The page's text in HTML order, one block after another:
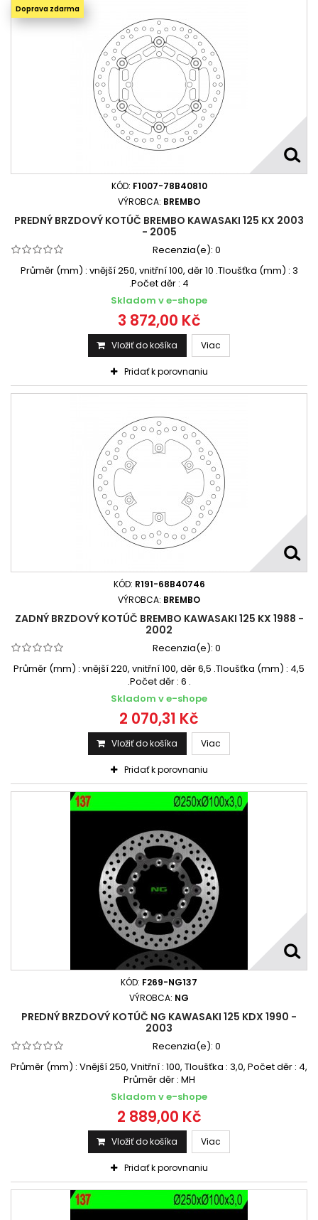
Doprava zdarma
KÓD: F1007-78B40810
VÝROBCA: BREMBO
PREDNÝ BRZDOVÝ KOTÚČ BREMBO KAWASAKI 125 KX 2003
- 2005
Recenzia(e): 0
Průměr (mm) : vnější 250, vnitřní 100, děr 10 .Tloušťka (mm) : 3
.Počet děr : 4
Skladom v e-shope
3 872,00 Kč
Vložiť do košíka Viac
Pridať k porovnaniu
KÓD: R191-68B40746
VÝROBCA: BREMBO
ZADNÝ BRZDOVÝ KOTÚČ BREMBO KAWASAKI 125 KX 1988 -
2002
Recenzia(e): 0
Průměr (mm) : vnější 220, vnitřní 100, děr 6,5 .Tloušťka (mm) : 4,5
.Počet děr : 6 .
Skladom v e-shope
2 070,31 Kč
Vložiť do košíka Viac
Pridať k porovnaniu
KÓD: F269-NG137
VÝROBCA: NG
PREDNÝ BRZDOVÝ KOTÚČ NG KAWASAKI 125 KDX 1990 -
2003
Recenzia(e): 0
Průměr (mm) : Vnější 250, Vnitřní : 100, Tloušťka : 3,0, Počet děr : 4,
Průměr děr : MH
Skladom v e-shope
2 889,00 Kč
Vložiť do košíka Viac
Pridať k porovnaniu